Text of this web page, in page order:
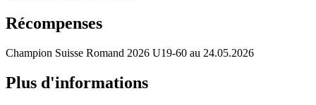
Récompenses
Champion Suisse Romand 2026 U19-60 au 24.05.2026
Plus d'informations